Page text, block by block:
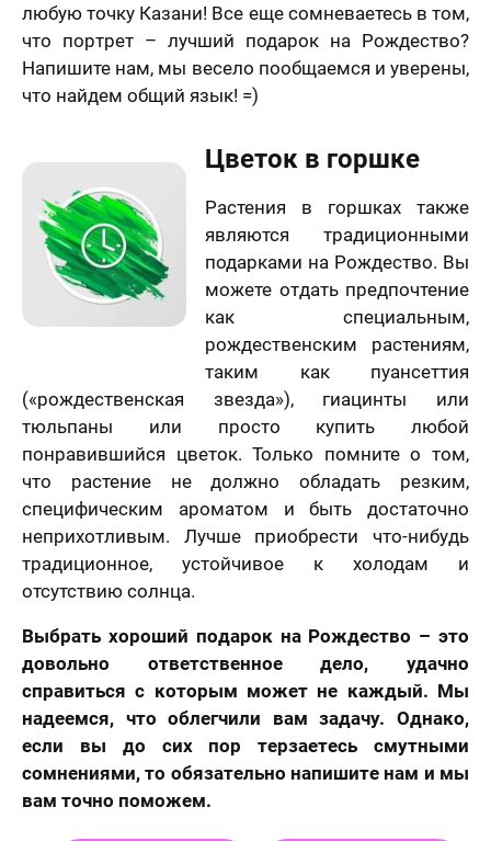
любую точку Казани! Все еще сомневаетесь в том,
что портрет – лучший подарок на Рождество?
Напишите нам, мы весело пообщаемся и уверены,
что найдем общий язык! =)
Цветок в горшке
Растения в горшках также
являются традиционными
подарками на Рождество. Вы
можете отдать предпочтение
как специальным,
рождественским растениям,
таким как пуансеттия
(«рождественская звезда»), гиацинты или
тюльпаны или просто купить любой
понравившийся цветок. Только помните о том,
что растение не должно обладать резким,
специфическим ароматом и быть достаточно
неприхотливым. Лучше приобрести что-нибудь
традиционное, устойчивое к холодам и
отсутствию солнца.
Выбрать хороший подарок на Рождество – это
довольно ответственное дело, удачно
справиться с которым может не каждый. Мы
надеемся, что облегчили вам задачу. Однако,
если вы до сих пор терзаетесь смутными
сомнениями, то обязательно напишите нам и мы
вам точно поможем.
Вашего портрета
Ваше имя
Ваш номер телефона
5 шагов
К какому поводу выбираете
картину?
Ответьте на вопросы и узнайте стоимость
вашего портрета
Как
скоро
Вам
нужен
на
вопросы
и
узнайте
стоимость
вашего
портрета
В течение
В течение 1-3
недель
В течение
месяца
1 лицо
40 х 50 см
шаг!
контакты,
телефона
кнопку
свои
я
на
отзыв
Ваш Отзыв*
Имя
Ваш номер телефона*